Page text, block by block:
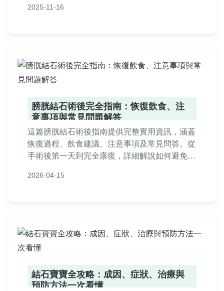
2025-11-16
膀胱結石術後完全指南：恢復飲食、注
意事項與常見問題解答
這篇膀胱結石術後指南提供完整實用資訊，涵蓋
恢復過程、飲食建議、注意事項及常見問答。從
手術後第一天到完全康復，詳細解說如何避免併
幫助患者與家屬順利度過術後期，內容基於醫學
2026-04-15
結石寶寶全攻略：成因、症狀、治療與
預防方法一次看懂